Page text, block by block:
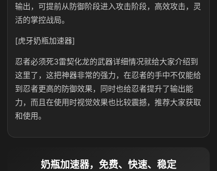
输出，可提前从防御阶段进入攻击阶段，高效攻击，灵
活的掌控战局。
[虎牙奶瓶加速器]
忍者必须死3雷契化龙的武器详细情况就给大家介绍到
这里了，这把神器非常的强力，在忍者的手中不仅能给
到忍者更高的防御效果，同时也给忍者提升了输出能
力，而且在使用时视觉效果也比较震撼，推荐大家获取
和使用。
奶瓶加速器，免费、快速、稳定